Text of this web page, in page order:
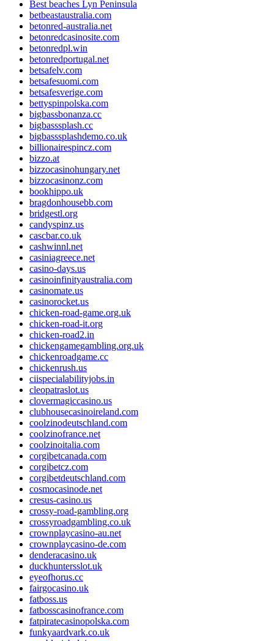
Best beaches Lyn Peninsula
betbeastaustralia.com
betonred-australia.net
betonredcasinosite.com
betonredpl.win
betonredportugal.net
betsafelv.com
betsafesuomi.com
betsafesverige.com
bettyspinpolska.com
bigbassbonanza.cc
bigbasssplash.cc
bigbasssplashdemo.co.uk
billionairespincz.com
bizzo.at
bizzocasinohungary.net
bizzocasinonz.com
bookhippo.uk
bragdonhousebb.com
bridgestl.org
candyspinz.us
cascbar.co.uk
cashwinnl.net
casiniagreece.net
casino-days.us
casinoinfinityaustralia.com
casinomate.us
casinorocket.us
chicken-road-game.org.uk
chicken-road-it.org
chicken-road2.in
chickengamegambling.org.uk
chickenroadgame.cc
chickenrush.us
ciispecialabilityjobs.in
cleopatraslot.us
clovermagiccasino.us
clubhousecasinoireland.com
coolzinodeutschland.com
coolzinofrance.net
coolzinoitalia.com
corgibetcanada.com
corgibetcz.com
corgibetdeutschland.com
cosmocasinode.net
cresus-casino.us
crossy-road-gambling.org
crossyroadgambling.co.uk
crownplaycasino-au.net
crownplaycasino-de.com
denderacasino.uk
duckhuntersslot.uk
eyeofhorus.cc
fairgocasino.uk
fatboss.us
fatbosscasinofrance.com
fatpiratecasinopolska.com
funkyaardvark.co.uk